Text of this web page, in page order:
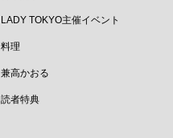
LADY TOKYO主催イベント
料理
兼高かおる
読者特典